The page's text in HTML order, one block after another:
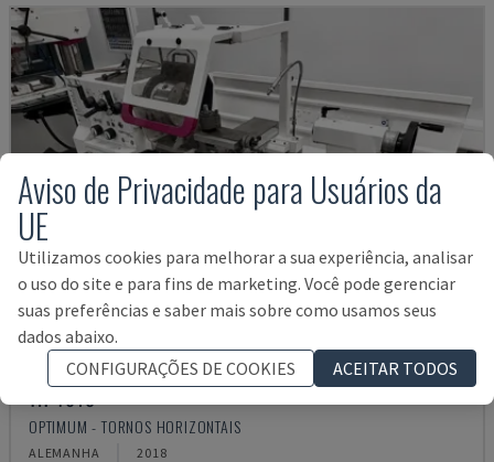
TH 4610
OPTIMUM - TORNOS HORIZONTAIS
ALEMANHA 2018
Aviso de Privacidade para Usuários da
UE
Utilizamos cookies para melhorar a sua experiência, analisar
o uso do site e para fins de marketing. Você pode gerenciar
suas preferências e saber mais sobre como usamos seus
dados abaixo.
CONFIGURAÇÕES DE COOKIES
ACEITAR TODOS